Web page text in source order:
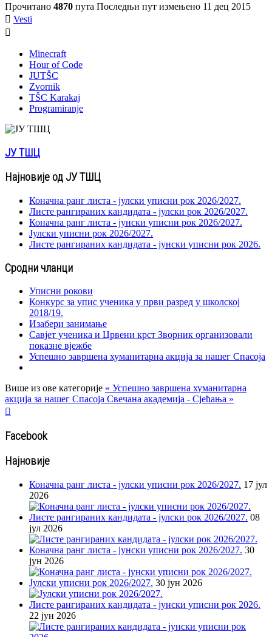
Прочитано 4870 пута Последњи пут измењено 11 дец 2015
 Vesti

Minecraft
Hour of Code
JUTŠC
Zvornik
TŠC Karakaj
Programiranje
ЈУ ТШЦ
Најновије од ЈУ ТШЦ
Коначна ранг листа - јулски уписни рок 2026/2027.
Листе рангираних кандидата - јулски рок 2026/2027.
Коначна ранг листа - јунски уписни рок 2026/2027.
Јулски уписни рок 2026/2027.
Листе рангираних кандидата - јунски уписни рок 2026.
Сродни чланци
Уписни рокови
Конкурс за упис ученика у први разред у школској
2018/19.
Изабери занимање
Савјет ученика и Црвени крст Зворник организовали
показне вјежбе
Успешно завршена хуманитарна акција за нашег Спасоја
Више из ове категорије « Успешно завршена хуманитарна
акција за нашег Спасоја Свечана академија - Сјећања »

Facebook
Најновије
Коначна ранг листа - јулски уписни рок 2026/2027. 17 јул
2026
Листе рангираних кандидата - јулски рок 2026/2027. 08
јул 2026
Коначна ранг листа - јунски уписни рок 2026/2027. 30
јун 2026
Јулски уписни рок 2026/2027. 30 јун 2026
Листе рангираних кандидата - јунски уписни рок 2026.
22 јун 2026